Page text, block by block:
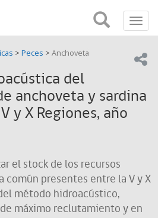
> Peces > Anchoveta
del
anchoveta y sardina
y X Regiones, año
el stock de los recursos
común presentes entre la V y X
método hidroacústico,
máximo reclutamiento y en